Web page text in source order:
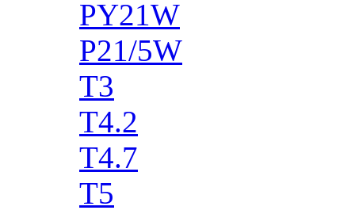
PY21W
P21/5W
T3
T4.2
T4.7
T5